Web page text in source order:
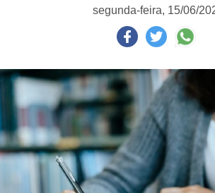
segunda-feira, 15/06/